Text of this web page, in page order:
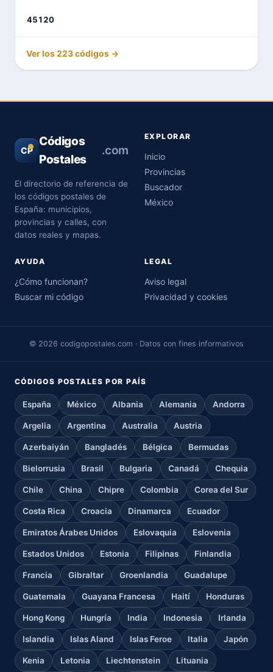
45120
Ver los 223 códigos →
CP
Códigos
Postales
.com
El directorio de referencia de
los códigos postales de
España: municipios,
provincias y calles, con
datos reales y mapas.
EXPLORAR
Inicio
Provincias
Buscador
México
AYUDA
¿Cómo funcionan?
Buscar mi código
LEGAL
Aviso legal
Privacidad y cookies
© 2026 codigopostales.com · Datos con fines informativos
CÓDIGOS POSTALES POR PAÍS
España México Albania Alemania Andorra
Argelia Argentina Australia Austria
Azerbaiyán Bangladés Bélgica Bermudas
Bielorrusia Brasil Bulgaria Canadá Chequia
Chile China Chipre Colombia Corea del Sur
Costa Rica Croacia Dinamarca Ecuador
Emiratos Árabes Unidos Eslovaquia Eslovenia
Estados Unidos Estonia Filipinas Finlandia
Francia Gibraltar Groenlandia Guadalupe
Guatemala Guayana Francesa Haití Honduras
Hong Kong Hungría India Indonesia Irlanda
Islandia Islas Aland Islas Feroe Italia Japón
Kenia Letonia Liechtenstein Lituania